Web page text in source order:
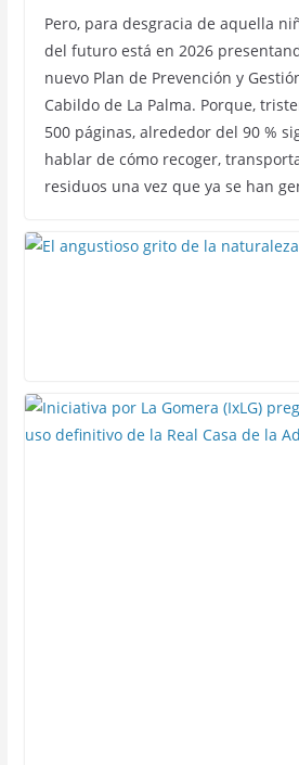
Pero, para desgracia de aquella
del futuro está en 2026
nuevo Plan de Prevención y
Cabildo de La Palma. Porque,
500 páginas, alrededor del 90 %
hablar de cómo recoger,
residuos una vez que ya se han